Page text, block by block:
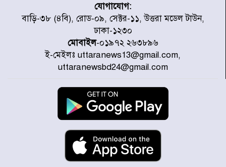
জুলাই জাদুঘর ঘুরে দেখলেন এনসিপি
নেতারা
যুক্তরাষ্ট্রে দাবানল নেভাতে গিয়ে
হেলিকপ্টার বিধ্বস্ত, নিহত ১
মজুদদারের সর্বোচ্চ শাস্তি মৃত্যুদণ্ড, তাই
ভেবে মজুদ করবেন : আইনমন্ত্রী
আন্তর্জাতিক আদিবাসী দিবস: রাষ্ট্রের
দায়িত্ব ও দায়বদ্ধতা II – মং এ খেন
যোগাযোগ:
বাড়ি-৩৮ (৪বি), রোড-০৯, সেক্টর-১১, উত্তরা মডেল টাউন,
ঢাকা-১২৩০
মোবাইল-০১৯৭২ ২৬৩৮৯৬
ই-মেইলঃ uttaranews13@gmail.com,
uttaranewsbd24@gmail.com